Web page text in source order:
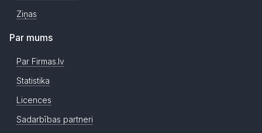
Ziņas
Par mums
Par Firmas.lv
Statistika
Licences
Sadarbības partneri